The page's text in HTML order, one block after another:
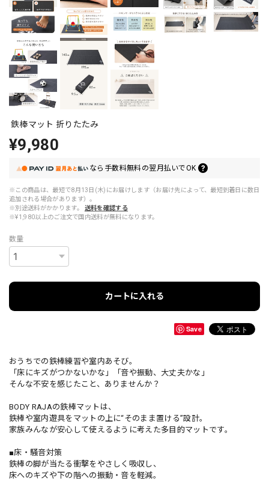
鉄棒マット 折りたたみ
¥9,980
なら 手数料無料の翌月払いでOK
※この商品は、最短で8月13日(木)にお届けします（お届け先によって、最短到着日に数日
追加される場合があります）。
※別途送料がかかります。
送料を確認する
※¥1,980以上のご注文で国内送料が無料になります。
数量
カートに入れる
Save
おうちでの鉄棒練習や室内あそび。
「床にキズがつかないかな」「音や振動、大丈夫かな」
そんな不安を感じたこと、ありませんか？
BODY RAJAの鉄棒マットは、
鉄棒や室内遊具をマットの上に“そのまま置ける”設計。
家族みんなが安心して使えるように考えた多目的マットです。
■床・騒音対策
鉄棒の脚が当たる衝撃をやさしく吸収し、
床へのキズや下の階への振動・音を軽減。